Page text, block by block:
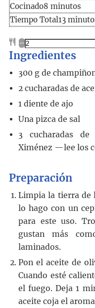
Cocinado
Cocinado8minutos
minutos
Tiempo
Tiempo Total13
–
Ingredientes
300 g de
2 cucharadas de
1 diente de ajo
Una pizca de sal
3
cucharadas
de
Ximénez —lee los
Preparación
Limpia la tierra de
lo hago con un
para este uso.
gustan más
laminados.
Pon el aceite de
Cuando esté
el fuego. Deja 1
aceite coja el